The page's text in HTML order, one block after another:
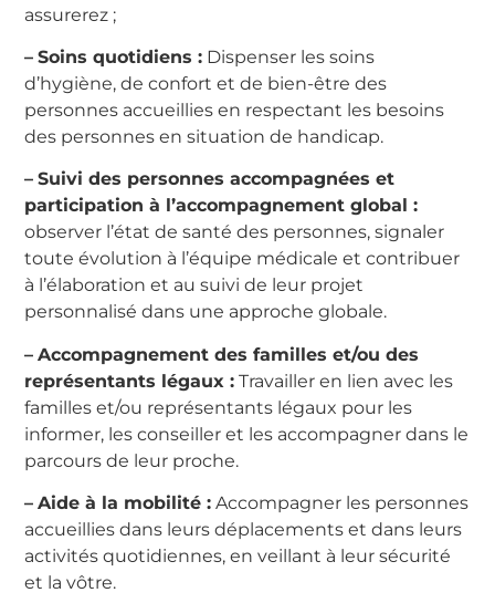
assurerez ;
– Soins quotidiens : Dispenser les soins
d’hygiène, de confort et de bien-être des
personnes accueillies en respectant les besoins
des personnes en situation de handicap.
– Suivi des personnes accompagnées et
participation à l’accompagnement global :
observer l’état de santé des personnes, signaler
toute évolution à l’équipe médicale et contribuer
à l’élaboration et au suivi de leur projet
personnalisé dans une approche globale.
– Accompagnement des familles et/ou des
représentants légaux : Travailler en lien avec les
familles et/ou représentants légaux pour les
informer, les conseiller et les accompagner dans le
parcours de leur proche.
– Aide à la mobilité : Accompagner les personnes
accueillies dans leurs déplacements et dans leurs
activités quotidiennes, en veillant à leur sécurité
et la vôtre.